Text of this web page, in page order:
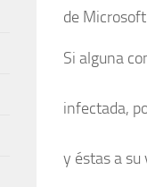
de
Si alguna
infectada,
y éstas a